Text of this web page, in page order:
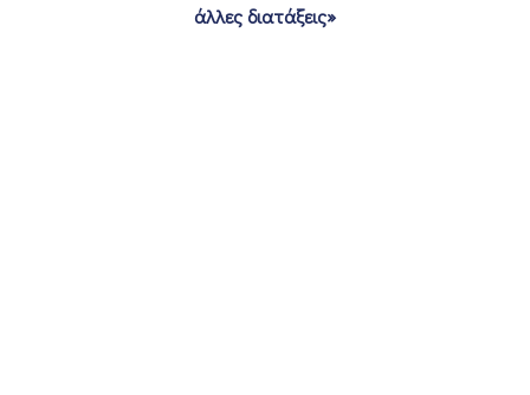
άλλες διατάξεις»